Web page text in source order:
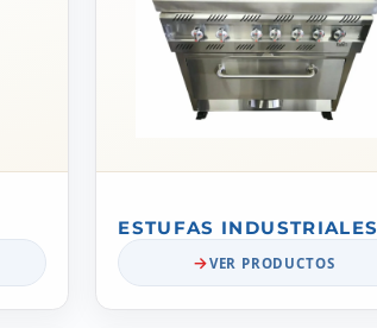
ESTUFAS INDUSTRIALES
VER PRODUCTOS